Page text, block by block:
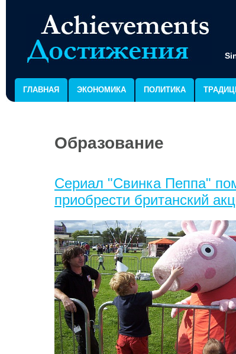
ГЛАВНАЯ ЭКОНОМИКА ПОЛИТИКА
Образование
Сериал "Свинка Пеппа"
приобрести британский